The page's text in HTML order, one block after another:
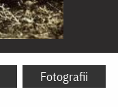
Fotografii